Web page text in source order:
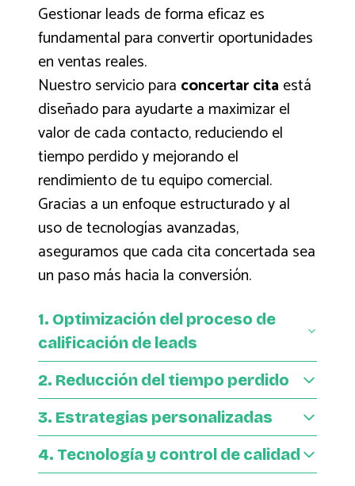
Gestionar leads de forma eficaz es
fundamental para convertir oportunidades
en ventas reales.
Nuestro servicio para concertar cita está
diseñado para ayudarte a maximizar el
valor de cada contacto, reduciendo el
tiempo perdido y mejorando el
rendimiento de tu equipo comercial.
Gracias a un enfoque estructurado y al
uso de tecnologías avanzadas,
aseguramos que cada cita concertada sea
un paso más hacia la conversión.
1. Optimización del proceso de
calificación de leads
No todos los contactos generados por una
campaña están listos para comprar. Nuestro servicio
de concertar citaspor teléfono permite filtrar y
calificar los leads antes de agendar una cita,
asegurando que tu equipo comercial invierta tiempo
solo en los contactos realmente interesados.
2. Reducción del tiempo perdido
Con nuestro call center especializado enconcertar
cita, tu equipo ya no tendrá que llamar a cada lead
manualmente. Nosotros nos encargamos de todo,
permitiéndote ahorrar tiempo y recursos internos
3. Estrategias personalizadas
Cada empresa es distinta. Por eso diseñamos
estrategias a medida paraconcertar citas
4. Tecnología y control de calidad